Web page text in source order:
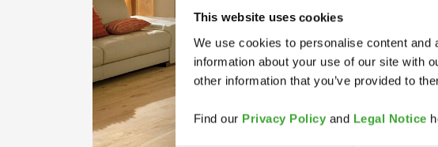
This website uses cookies
We use cookies to personalise content
information about your use of our site with
other information that you’ve provided to
Find our Privacy Policy and Legal Notice